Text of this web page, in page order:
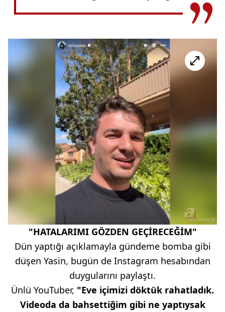
"HATALARIMI GÖZDEN GEÇİRECEĞİM"
Dün yaptığı açıklamayla gündeme bomba gibi
düşen Yasin, bugün de Instagram hesabından
duygularını paylaştı.
Ünlü YouTuber, "Eve içimizi döktük rahatladık.
Videoda da bahsettiğim gibi ne yaptıysak